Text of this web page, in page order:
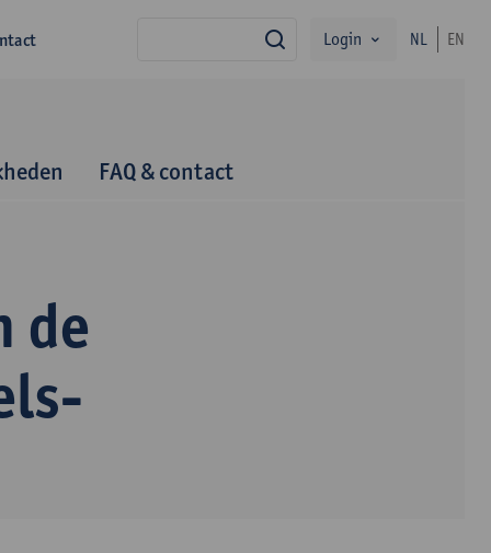
zoekLogin NL EN
FAQ & contact
de